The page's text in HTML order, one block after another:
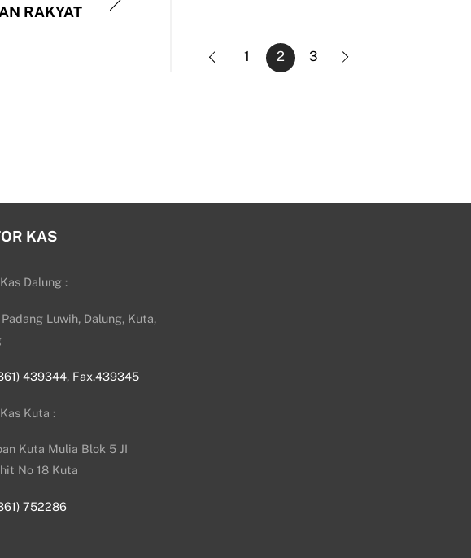
RAKYAT
1 2 3
KAS
Dalung :
Padang Luwih, Dalung, Kuta,
439344, Fax.439345
Kuta :
Kuta Mulia Blok 5 JI
No 18 Kuta
752286